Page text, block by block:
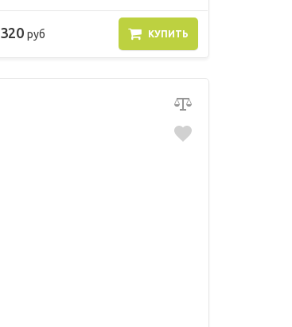
320руб КУПИТЬ